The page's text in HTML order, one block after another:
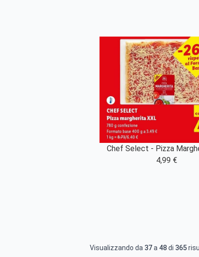
Chef Select - Pizza
4,99 €
Visualizzando da 37a 48di 365